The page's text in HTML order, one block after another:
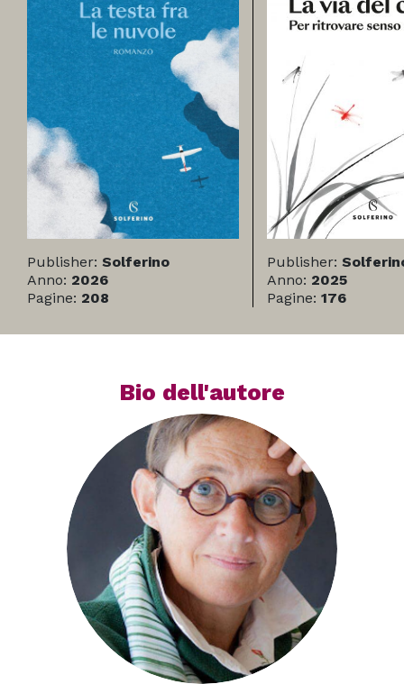
Publisher: Solferino
Anno: 2026
Pagine: 208
Publisher:
Anno: 2025
Pagine: 176
Bio dell'autore